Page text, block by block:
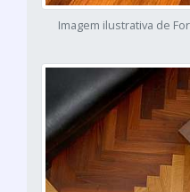
Imagem ilustrativa de